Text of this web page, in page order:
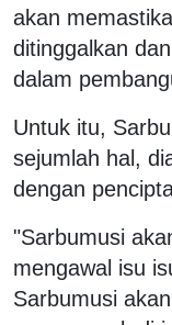
akan
ditinggalkan
dalam
Untuk itu,
sejumlah hal,
dengan
"Sarbumusi
mengawal isu
Sarbumusi